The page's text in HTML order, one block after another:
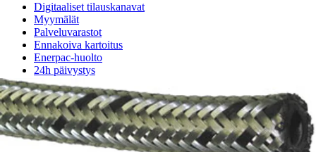
Digitaaliset tilauskanavat
Myymälät
Palveluvarastot
Ennakoiva kartoitus
Enerpac-huolto
24h päivystys
Tekninen tuki
Sylinterilaskuri
Sähköteholaskuri
Virtausnopeuslaskuri
Hammaspyöräpumpun tilavuuslaskuri